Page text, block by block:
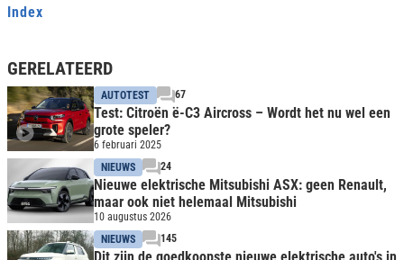
Index
GERELATEERD
AUTOTEST 67
Test: Citroën ë-C3 Aircross – Wordt het nu wel een
grote speler?
6 februari 2025
NIEUWS
24
Nieuwe elektrische Mitsubishi ASX: geen Renault,
maar ook niet helemaal Mitsubishi
10 augustus 2026
NIEUWS
145